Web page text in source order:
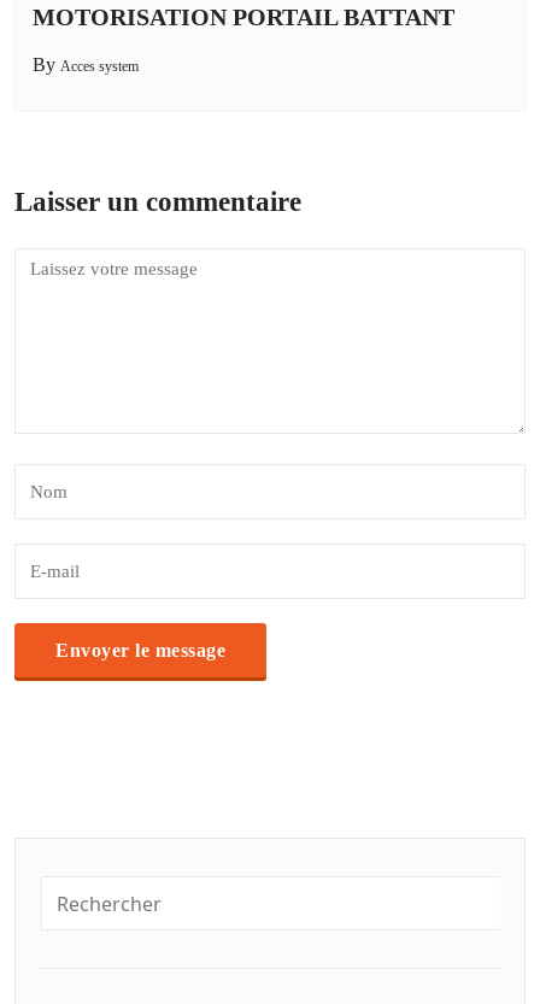
MOTORISATION PORTAIL BATTANT
By Acces system
Laisser un commentaire